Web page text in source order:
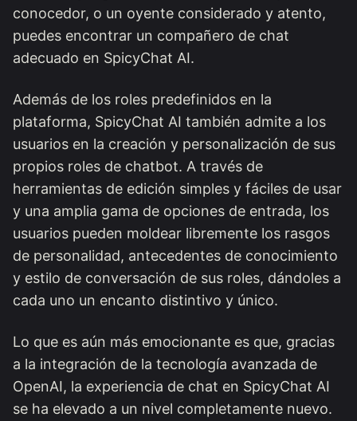
conocedor, o un oyente considerado y atento,
puedes encontrar un compañero de chat
adecuado en SpicyChat AI.
Además de los roles predefinidos en la
plataforma, SpicyChat AI también admite a los
usuarios en la creación y personalización de sus
propios roles de chatbot. A través de
herramientas de edición simples y fáciles de usar
y una amplia gama de opciones de entrada, los
usuarios pueden moldear libremente los rasgos
de personalidad, antecedentes de conocimiento
y estilo de conversación de sus roles, dándoles a
cada uno un encanto distintivo y único.
Lo que es aún más emocionante es que, gracias
a la integración de la tecnología avanzada de
OpenAI, la experiencia de chat en SpicyChat AI
se ha elevado a un nivel completamente nuevo.